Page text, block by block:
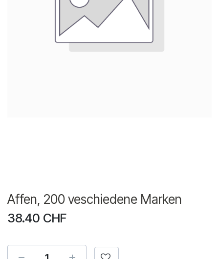
Affen, 200 veschiedene Marken
38.40 CHF